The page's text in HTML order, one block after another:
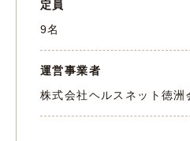
定員
9名
運営事業者
株式会社ヘルスネット徳洲